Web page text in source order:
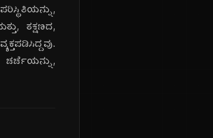
ತಕ್ಷಣದ,
ಚರ್ಚೆಯನ್ನು,